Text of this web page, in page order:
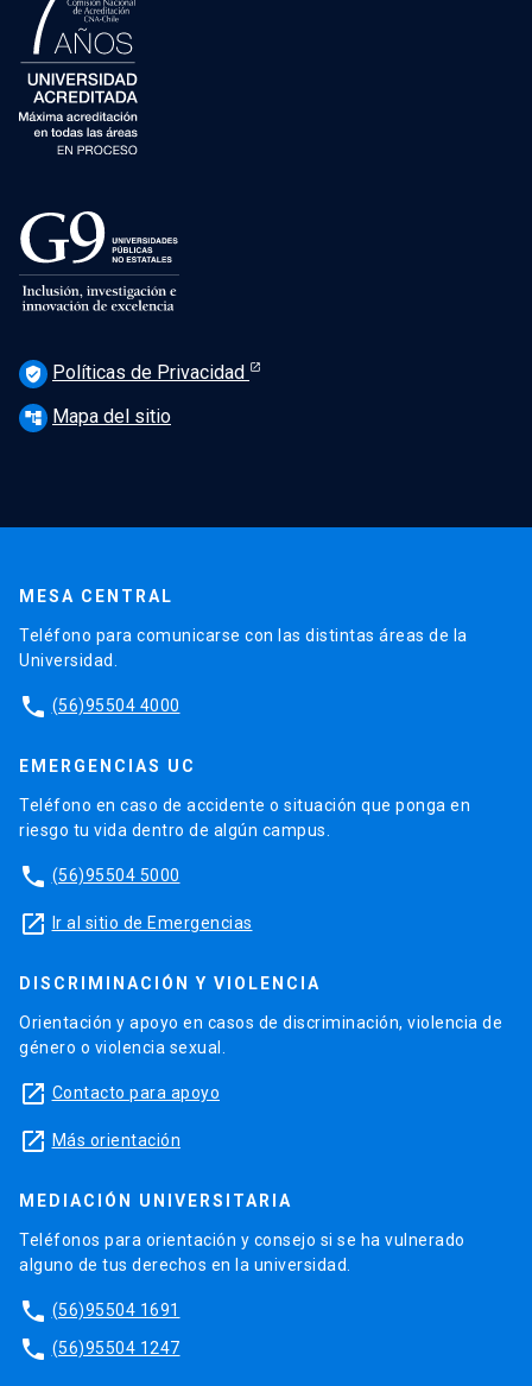
verified_user Políticas de Privacidad
account_tree Mapa del sitio
MESA CENTRAL
Teléfono para comunicarse con las distintas áreas de la
Universidad.
phone (56)95504 4000
EMERGENCIAS UC
Teléfono en caso de accidente o situación que ponga en
riesgo tu vida dentro de algún campus.
phone (56)95504 5000
launch Ir al sitio de Emergencias
DISCRIMINACIÓN Y VIOLENCIA
Orientación y apoyo en casos de discriminación, violencia de
género o violencia sexual.
launch Contacto para apoyo
launch Más orientación
MEDIACIÓN UNIVERSITARIA
Teléfonos para orientación y consejo si se ha vulnerado
alguno de tus derechos en la universidad.
phone (56)95504 1691
phone (56)95504 1247